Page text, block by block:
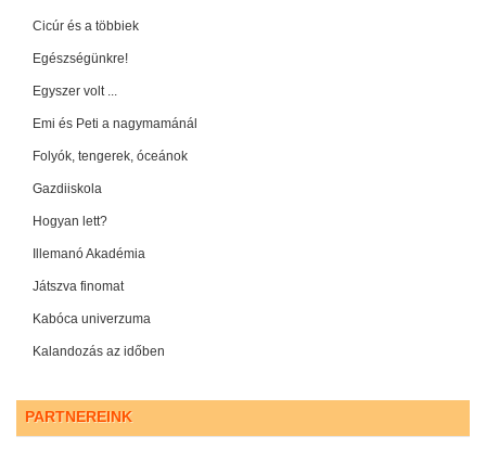
Cicúr és a többiek
Egészségünkre!
Egyszer volt ...
Emi és Peti a nagymamánál
Folyók, tengerek, óceánok
Gazdiiskola
Hogyan lett?
Illemanó Akadémia
Játszva finomat
Kabóca univerzuma
Kalandozás az időben
PARTNEREINK